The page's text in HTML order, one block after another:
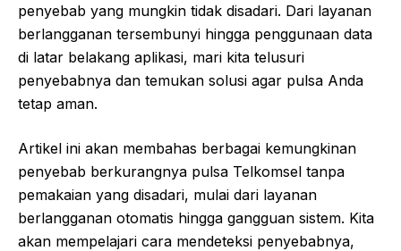
penyebab yang mungkin tidak disadari. Dari layanan
berlangganan tersembunyi hingga penggunaan data
di latar belakang aplikasi, mari kita telusuri
penyebabnya dan temukan solusi agar pulsa Anda
tetap aman.
Artikel ini akan membahas berbagai kemungkinan
penyebab berkurangnya pulsa Telkomsel tanpa
pemakaian yang disadari, mulai dari layanan
berlangganan otomatis hingga gangguan sistem. Kita
akan mempelajari cara mendeteksi penyebabnya,